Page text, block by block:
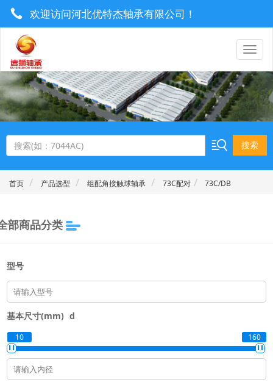
欢迎访问河北优特杰轴承有限公司！
0319-8577222 / 13930921506 utrgebearing@163.com
搜索
首页 产品选型 组配角接触球轴承 73C配对 73C/DB
部商品分类
型号
基本尺寸(mm) d
10 160